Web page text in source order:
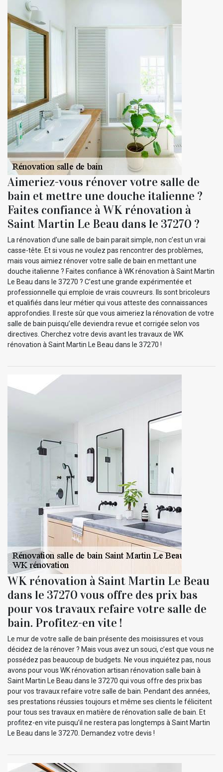
Aimeriez-vous rénover votre salle de
bain et mettre une douche italienne ?
Faites confiance à WK rénovation à
Saint Martin Le Beau dans le 37270 ?
La rénovation d’une salle de bain parait simple, non c’est un vrai
casse-tête. Et si vous ne voulez pas rencontrer des problèmes,
mais vous aimiez rénover votre salle de bain en mettant une
douche italienne ? Faites confiance à WK rénovation à Saint Martin
Le Beau dans le 37270 ? C’est une grande expérimentée et
professionnelle qui emploie de vrais couvreurs. Ils sont bricoleurs
et qualifiés dans leur métier qui vous atteste des connaissances
approfondies. Il reste sûr que vous aimeriez la rénovation de votre
salle de bain puisqu’elle deviendra revue et corrigée selon vos
directives. Cherchez votre devis avant les travaux de WK
rénovation à Saint Martin Le Beau dans le 37270 !
WK rénovation à Saint Martin Le Beau
dans le 37270 vous offre des prix bas
pour vos travaux refaire votre salle de
bain. Profitez-en vite !
Le mur de votre salle de bain présente des moisissures et vous
décidez de la rénover ? Mais vous avez un souci, c’est que vous ne
possédez pas beaucoup de budgets. Ne vous inquiétez pas, nous
avons pour vous WK rénovation artisan rénovation salle bain à
Saint Martin Le Beau dans le 37270 qui vous offre des prix bas
pour vos travaux refaire votre salle de bain. Pendant des années,
ses prestations réussies toujours et même ses clients le félicitent
pour tous ses travaux en matière de rénovation salle de bain. Et
profitez-en vite puisqu’il ne restera pas longtemps à Saint Martin
Le Beau dans le 37270. Demandez votre devis !